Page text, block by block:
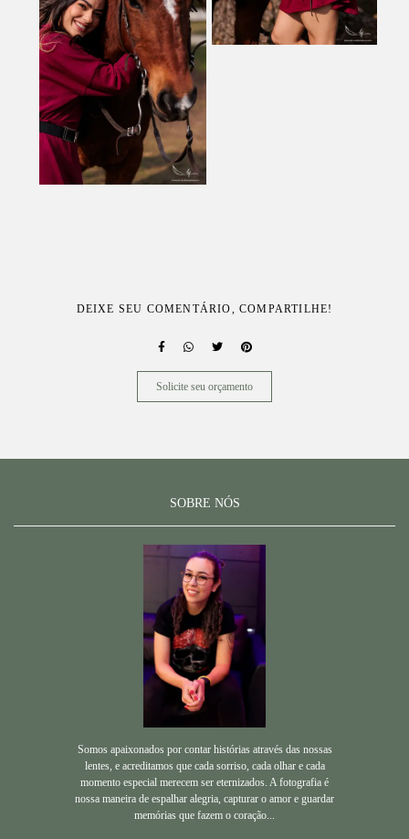
DEIXE SEU COMENTÁRIO, COMPARTILHE!
Solicite seu orçamento
SOBRE NÓS
Somos apaixonados por contar histórias através das nossas
lentes, e acreditamos que cada sorriso, cada olhar e cada
momento especial merecem ser eternizados. A fotografia é
nossa maneira de espalhar alegria, capturar o amor e guardar
memórias que fazem o coração...